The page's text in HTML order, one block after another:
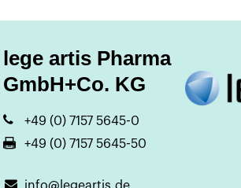
lege artis Pharma
GmbH+Co. KG
+49 (0) 7157 5645-0
+49 (0) 7157 5645-50